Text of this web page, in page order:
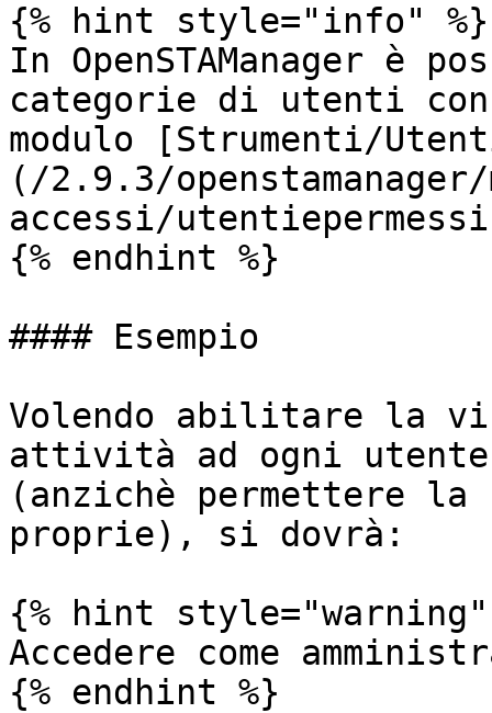
{% hint style="info" %}
In OpenSTAManager è
categorie di utenti
modulo [Strumenti/
(/2.9.3/
accessi/
{% endhint %}
#### Esempio
Volendo abilitare la
attività ad ogni utente
(anzichè permettere
proprie), si dovrà:
{% hint style="warning"
Accedere come
{% endhint %}